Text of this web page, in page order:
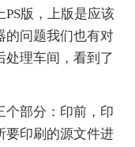
版，上版是应该
的问题我们也有对
处理车间，看到了
部分：印前，印
要印刷的源文件进